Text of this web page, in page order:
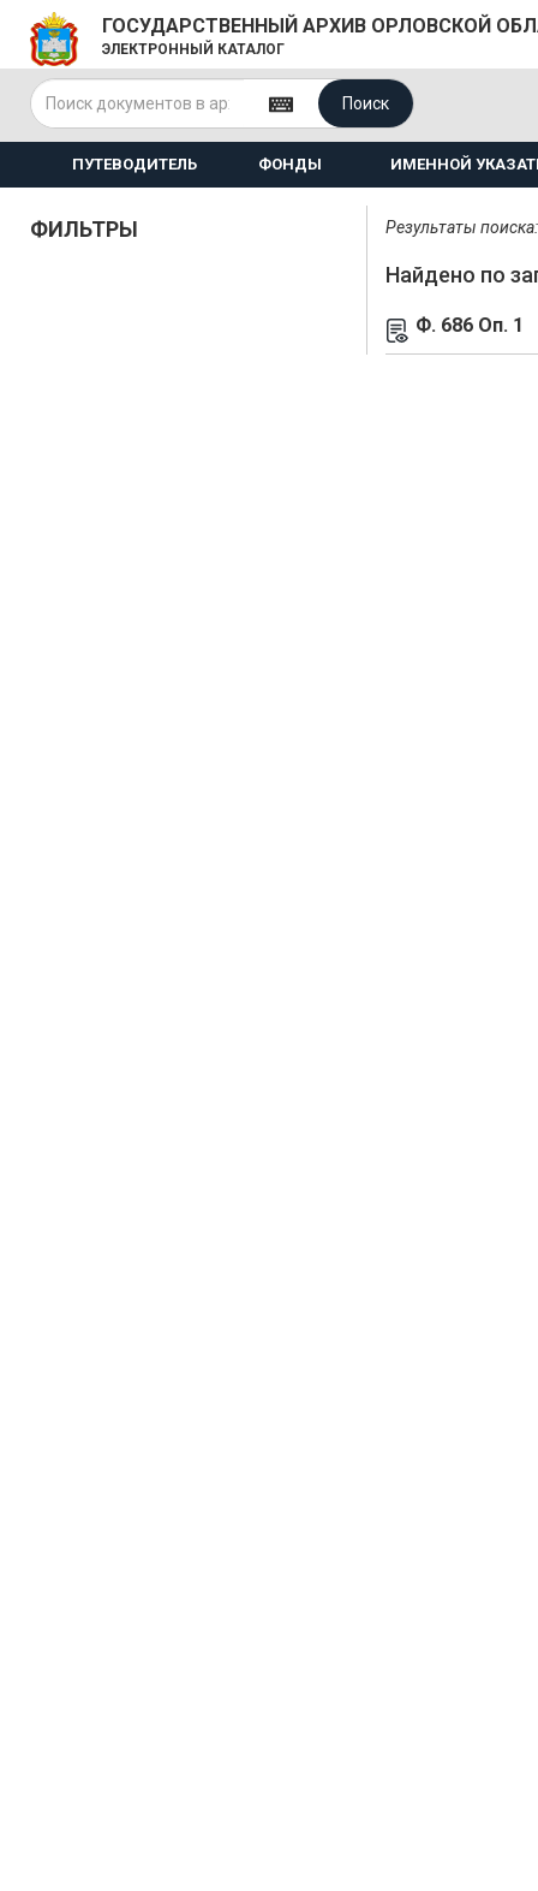
ГОСУДАРСТВЕННЫЙ АРХИВ ОРЛОВСКОЙ
ЭЛЕКТРОННЫЙ КАТАЛОГ
Поиск
ПУТЕВОДИТЕЛЬ ФОНДЫ ИМЕННОЙ
ФИЛЬТРЫ Результаты
Найдено по
Ф. 686 Оп. 1